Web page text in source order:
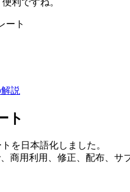
説
ト
を日本語化しました。
商用利用、修正、配布、サ